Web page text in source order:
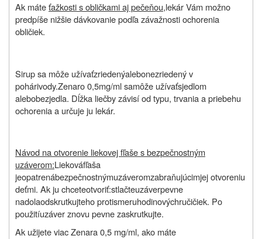
Ak máteťažkosti s obličkami aj pečeňou,lekár Vám možno
predpíše nižšie dávkovanie podľa závažnosti ochorenia
obličiek.
Sirup sa môže užívaťzriedenýalebonezriedenýv
pohárivody.Zenaro 0,5mg/ml samôže užívaťsjedlom
alebobezjedla. Dĺžka liečby závisí od typu, trvania a priebehu
ochorenia a určuje ju lekár.
Návod na otvorenie liekovej fľaše s bezpečnostným
uzáverom:Liekováfľaša
jeopatrenábezpečnostnýmuzáveromzabraňujúcimjejotvoreniu
deťmi. Ak ju chceteotvoriť:stlačteuzáverpevne
nadolaodskrutkujtehoprotismeruhodinovýchručičiek. Po
použitíuzáver znovu pevne zaskrutkujte.
Ak užijete viac Zenara 0,5 mg/ml, ako máte